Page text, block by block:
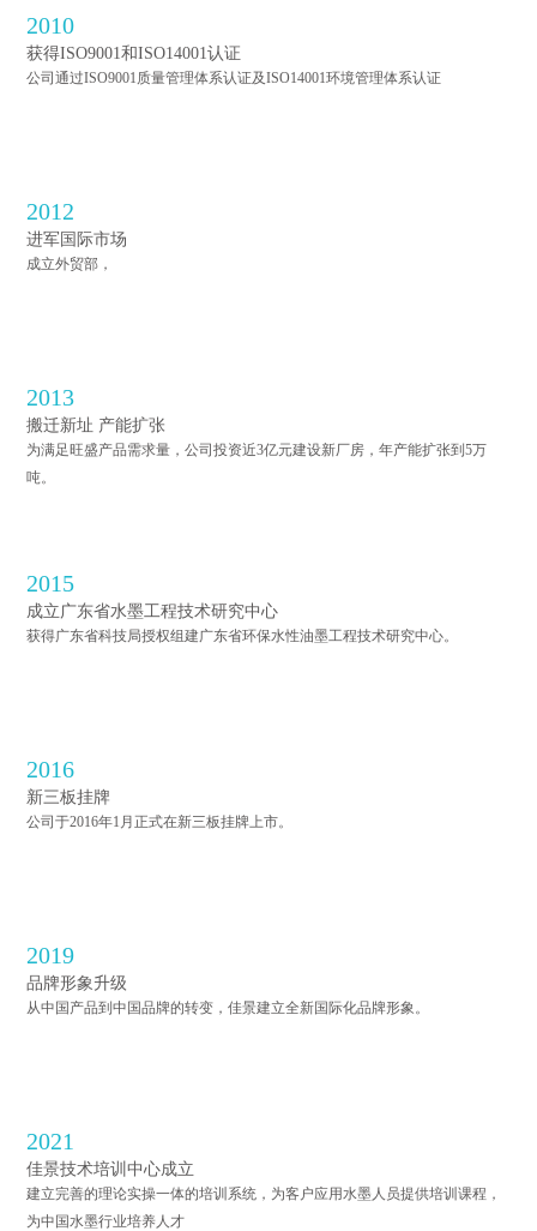
2010
获得ISO9001和ISO14001认证
公司通过ISO9001质量管理体系认证及ISO14001环境管理体系认证
2012
进军国际市场
成立外贸部，
2013
搬迁新址 产能扩张
为满足旺盛产品需求量，公司投资近3亿元建设新厂房，年产能扩张到5万
吨。
2015
成立广东省水墨工程技术研究中心
获得广东省科技局授权组建广东省环保水性油墨工程技术研究中心。
2016
新三板挂牌
公司于2016年1月正式在新三板挂牌上市。
2019
品牌形象升级
从中国产品到中国品牌的转变，佳景建立全新国际化品牌形象。
2021
佳景技术培训中心成立
建立完善的理论实操一体的培训系统，为客户应用水墨人员提供培训课程，
为中国水墨行业培养人才